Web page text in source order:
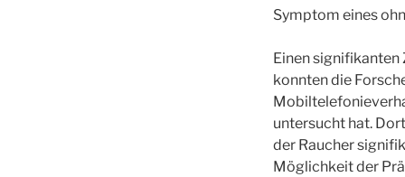
Symptom eines
Einen
konnten die
untersucht hat.
der Raucher
Möglichkeit der